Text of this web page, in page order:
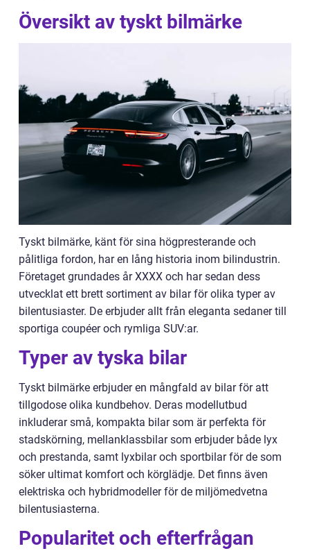
Översikt av tyskt bilmärke
Tyskt bilmärke, känt för sina högpresterande och
pålitliga fordon, har en lång historia inom bilindustrin.
Företaget grundades år XXXX och har sedan dess
utvecklat ett brett sortiment av bilar för olika typer av
bilentusiaster. De erbjuder allt från eleganta sedaner till
sportiga coupéer och rymliga SUV:ar.
Typer av tyska bilar
Tyskt bilmärke erbjuder en mångfald av bilar för att
tillgodose olika kundbehov. Deras modellutbud
inkluderar små, kompakta bilar som är perfekta för
stadskörning, mellanklassbilar som erbjuder både lyx
och prestanda, samt lyxbilar och sportbilar för de som
söker ultimat komfort och körglädje. Det finns även
elektriska och hybridmodeller för de miljömedvetna
bilentusiasterna.
Popularitet och efterfrågan